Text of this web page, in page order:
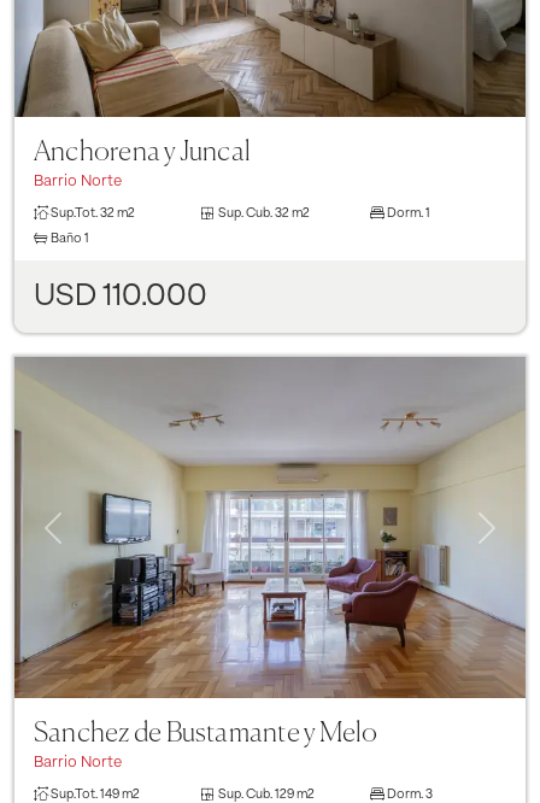
Anchorena y Juncal
Barrio Norte
Sup.Tot. 32 m2 Sup. Cub. 32 m2 Dorm. 1
Baño 1
USD 110.000
Previous
Sanchez de Bustamante y Melo
Barrio Norte
Sup.Tot.149 m2 Sup. Cub. 129 m2 Dorm. 3